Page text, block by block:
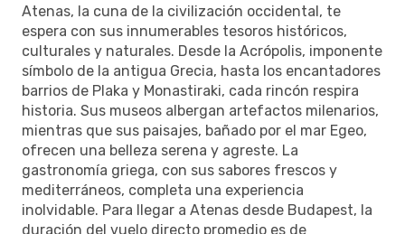
Atenas, la cuna de la civilización occidental, te
espera con sus innumerables tesoros históricos,
culturales y naturales. Desde la Acrópolis, imponente
símbolo de la antigua Grecia, hasta los encantadores
barrios de Plaka y Monastiraki, cada rincón respira
historia. Sus museos albergan artefactos milenarios,
mientras que sus paisajes, bañado por el mar Egeo,
ofrecen una belleza serena y agreste. La
gastronomía griega, con sus sabores frescos y
mediterráneos, completa una experiencia
inolvidable. Para llegar a Atenas desde Budapest, la
duración del vuelo directo promedio es de